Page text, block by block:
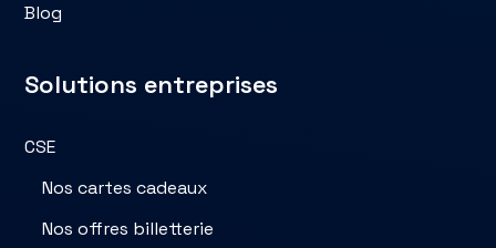
Blog
Solutions entreprises
CSE
Nos cartes cadeaux
Nos offres billetterie